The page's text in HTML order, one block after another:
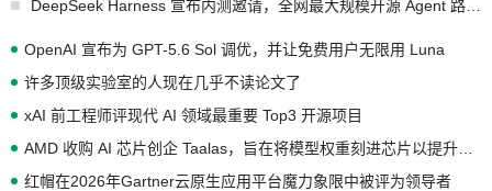
OpenAI 宣布为 GPT-5.6 Sol 调优，并让免费用户无限用 Luna
许多顶级实验室的人现在几乎不读论文了
xAI 前工程师评现代 AI 领域最重要 Top3 开源项目
红帽在2026年Gartner云原生应用平台魔力象限中被评为领导者